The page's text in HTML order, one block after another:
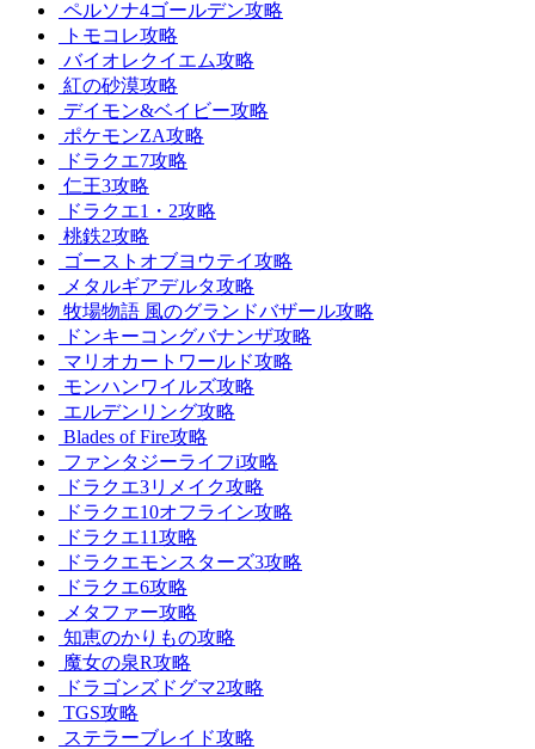
ペルソナ4ゴールデン攻略
トモコレ攻略
バイオレクイエム攻略
紅の砂漠攻略
デイモン&ベイビー攻略
ポケモンZA攻略
ドラクエ7攻略
仁王3攻略
ドラクエ1・2攻略
桃鉄2攻略
ゴーストオブヨウテイ攻略
メタルギアデルタ攻略
牧場物語 風のグランドバザール攻略
ドンキーコングバナンザ攻略
マリオカートワールド攻略
モンハンワイルズ攻略
エルデンリング攻略
Blades of Fire攻略
ファンタジーライフi攻略
ドラクエ3リメイク攻略
ドラクエ10オフライン攻略
ドラクエ11攻略
ドラクエモンスターズ3攻略
ドラクエ6攻略
メタファー攻略
知恵のかりもの攻略
魔女の泉R攻略
ドラゴンズドグマ2攻略
TGS攻略
ステラーブレイド攻略